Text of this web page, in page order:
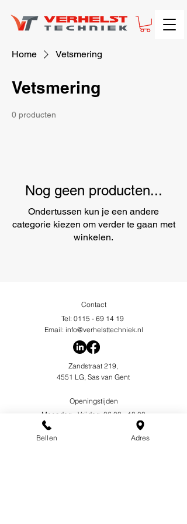
Home Vetsmering
Vetsmering
0 producten
Nog geen producten...
Ondertussen kun je een andere
categorie kiezen om verder te gaan met
winkelen.
Contact
Tel: 0115 - 69 14 19
Email: info@verhelsttechniek.nl
Zandstraat 219,
4551 LG, Sas van Gent
Openingstijden
Maandag - Vrijdag: 06:00 - 18:00
Bellen Adres